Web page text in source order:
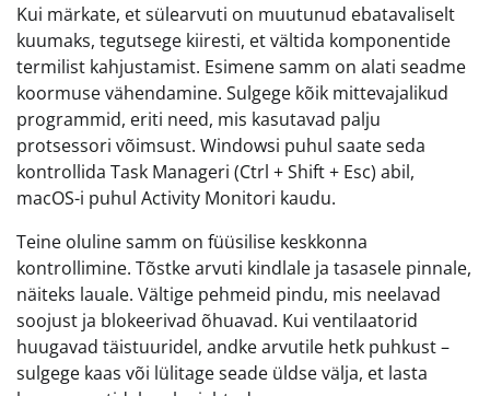
Kui märkate, et sülearvuti on muutunud ebatavaliselt
kuumaks, tegutsege kiiresti, et vältida komponentide
termilist kahjustamist. Esimene samm on alati seadme
koormuse vähendamine. Sulgege kõik mittevajalikud
programmid, eriti need, mis kasutavad palju
protsessori võimsust. Windowsi puhul saate seda
kontrollida Task Manageri (Ctrl + Shift + Esc) abil,
macOS-i puhul Activity Monitori kaudu.
Teine oluline samm on füüsilise keskkonna
kontrollimine. Tõstke arvuti kindlale ja tasasele pinnale,
näiteks lauale. Vältige pehmeid pindu, mis neelavad
soojust ja blokeerivad õhuavad. Kui ventilaatorid
huugavad täistuuridel, andke arvutile hetk puhkust –
sulgege kaas või lülitage seade üldse välja, et lasta